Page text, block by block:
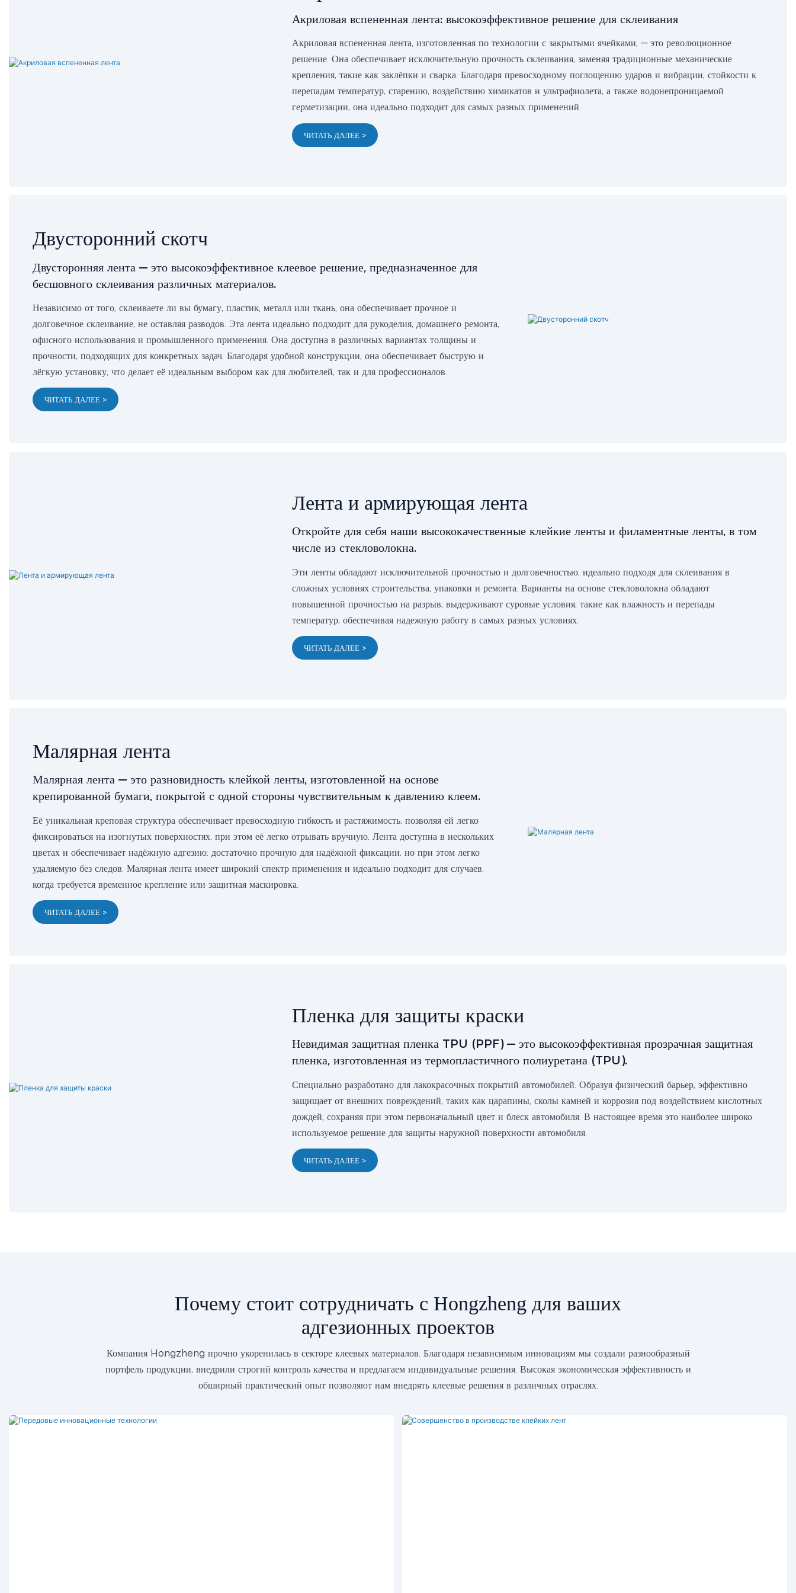
Акриловая вспененная лента: высокоэффективное решение для склеивания
Акриловая вспененная лента, изготовленная по технологии с закрытыми ячейками, — это революционное
решение. Она обеспечивает исключительную прочность склеивания, заменяя традиционные механические
крепления, такие как заклёпки и сварка. Благодаря превосходному поглощению ударов и вибрации, стойкости к
перепадам температур, старению, воздействию химикатов и ультрафиолета, а также водонепроницаемой
герметизации, она идеально подходит для самых разных применений.
ЧИТАТЬ ДАЛЕЕ >
Двусторонний скотч
Двусторонняя лента — это высокоэффективное клеевое решение, предназначенное для
бесшовного склеивания различных материалов.
Независимо от того, склеиваете ли вы бумагу, пластик, металл или ткань, она обеспечивает прочное и
долговечное склеивание, не оставляя разводов. Эта лента идеально подходит для рукоделия, домашнего ремонта,
офисного использования и промышленного применения. Она доступна в различных вариантах толщины и
прочности, подходящих для конкретных задач. Благодаря удобной конструкции, она обеспечивает быструю и
лёгкую установку, что делает её идеальным выбором как для любителей, так и для профессионалов.
ЧИТАТЬ ДАЛЕЕ >
Лента и армирующая лента
Откройте для себя наши высококачественные клейкие ленты и филаментные ленты, в том
числе из стекловолокна.
Эти ленты обладают исключительной прочностью и долговечностью, идеально подходя для склеивания в
сложных условиях строительства, упаковки и ремонта. Варианты на основе стекловолокна обладают
повышенной прочностью на разрыв, выдерживают суровые условия, такие как влажность и перепады
температур, обеспечивая надежную работу в самых разных условиях.
ЧИТАТЬ ДАЛЕЕ >
Малярная лента
Малярная лента — это разновидность клейкой ленты, изготовленной на основе
крепированной бумаги, покрытой с одной стороны чувствительным к давлению клеем.
Её уникальная креповая структура обеспечивает превосходную гибкость и растяжимость, позволяя ей легко
фиксироваться на изогнутых поверхностях, при этом её легко отрывать вручную. Лента доступна в нескольких
цветах и ​​обеспечивает надёжную адгезию: достаточно прочную для надёжной фиксации, но при этом легко
удаляемую без следов. Малярная лента имеет широкий спектр применения и идеально подходит для случаев,
когда требуется временное крепление или защитная маскировка.
ЧИТАТЬ ДАЛЕЕ >
Пленка для защиты краски
Невидимая защитная пленка TPU (PPF) — это высокоэффективная прозрачная защитная
пленка, изготовленная из термопластичного полиуретана (TPU).
Специально разработано для лакокрасочных покрытий автомобилей. Образуя физический барьер, эффективно
защищает от внешних повреждений, таких как царапины, сколы камней и коррозия под воздействием кислотных
дождей, сохраняя при этом первоначальный цвет и блеск автомобиля. В настоящее время это наиболее широко
используемое решение для защиты наружной поверхности автомобиля.
ЧИТАТЬ ДАЛЕЕ >
Почему стоит сотрудничать с Hongzheng для ваших
адгезионных проектов
Компания Hongzheng прочно укоренилась в секторе клеевых материалов. Благодаря независимым инновациям мы создали разнообразный
портфель продукции, внедрили строгий контроль качества и предлагаем индивидуальные решения. Высокая экономическая эффективность и
обширный практический опыт позволяют нам внедрять клеевые решения в различных отраслях.